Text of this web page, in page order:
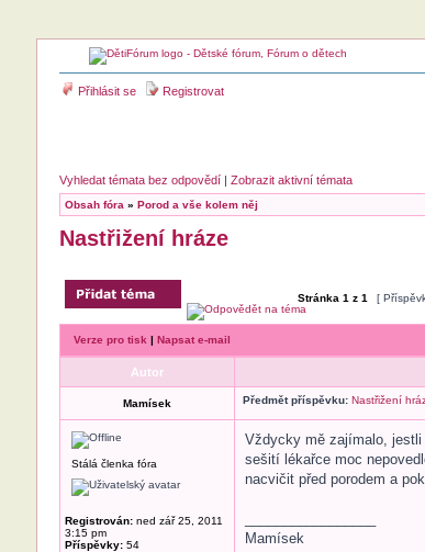
Přihlásit se Registrovat
Vyhledat témata bez odpovědí| Zobrazit aktivní témata
Obsah fóra » Porod a vše kolem něj
Nastřižení hráze
Stránka 1 z 1 [
Verze pro tisk | Napsat e-mail
Autor
Mamísek Předmět příspěvku: Nastřižení
Stálá členka fóra
Registrován:ned zář 25, 2011
3:15 pm
Příspěvky:54
Vždycky mě zajímalo, jestli
sešití lékařce moc
nacvičit před porodem a
Mamísek